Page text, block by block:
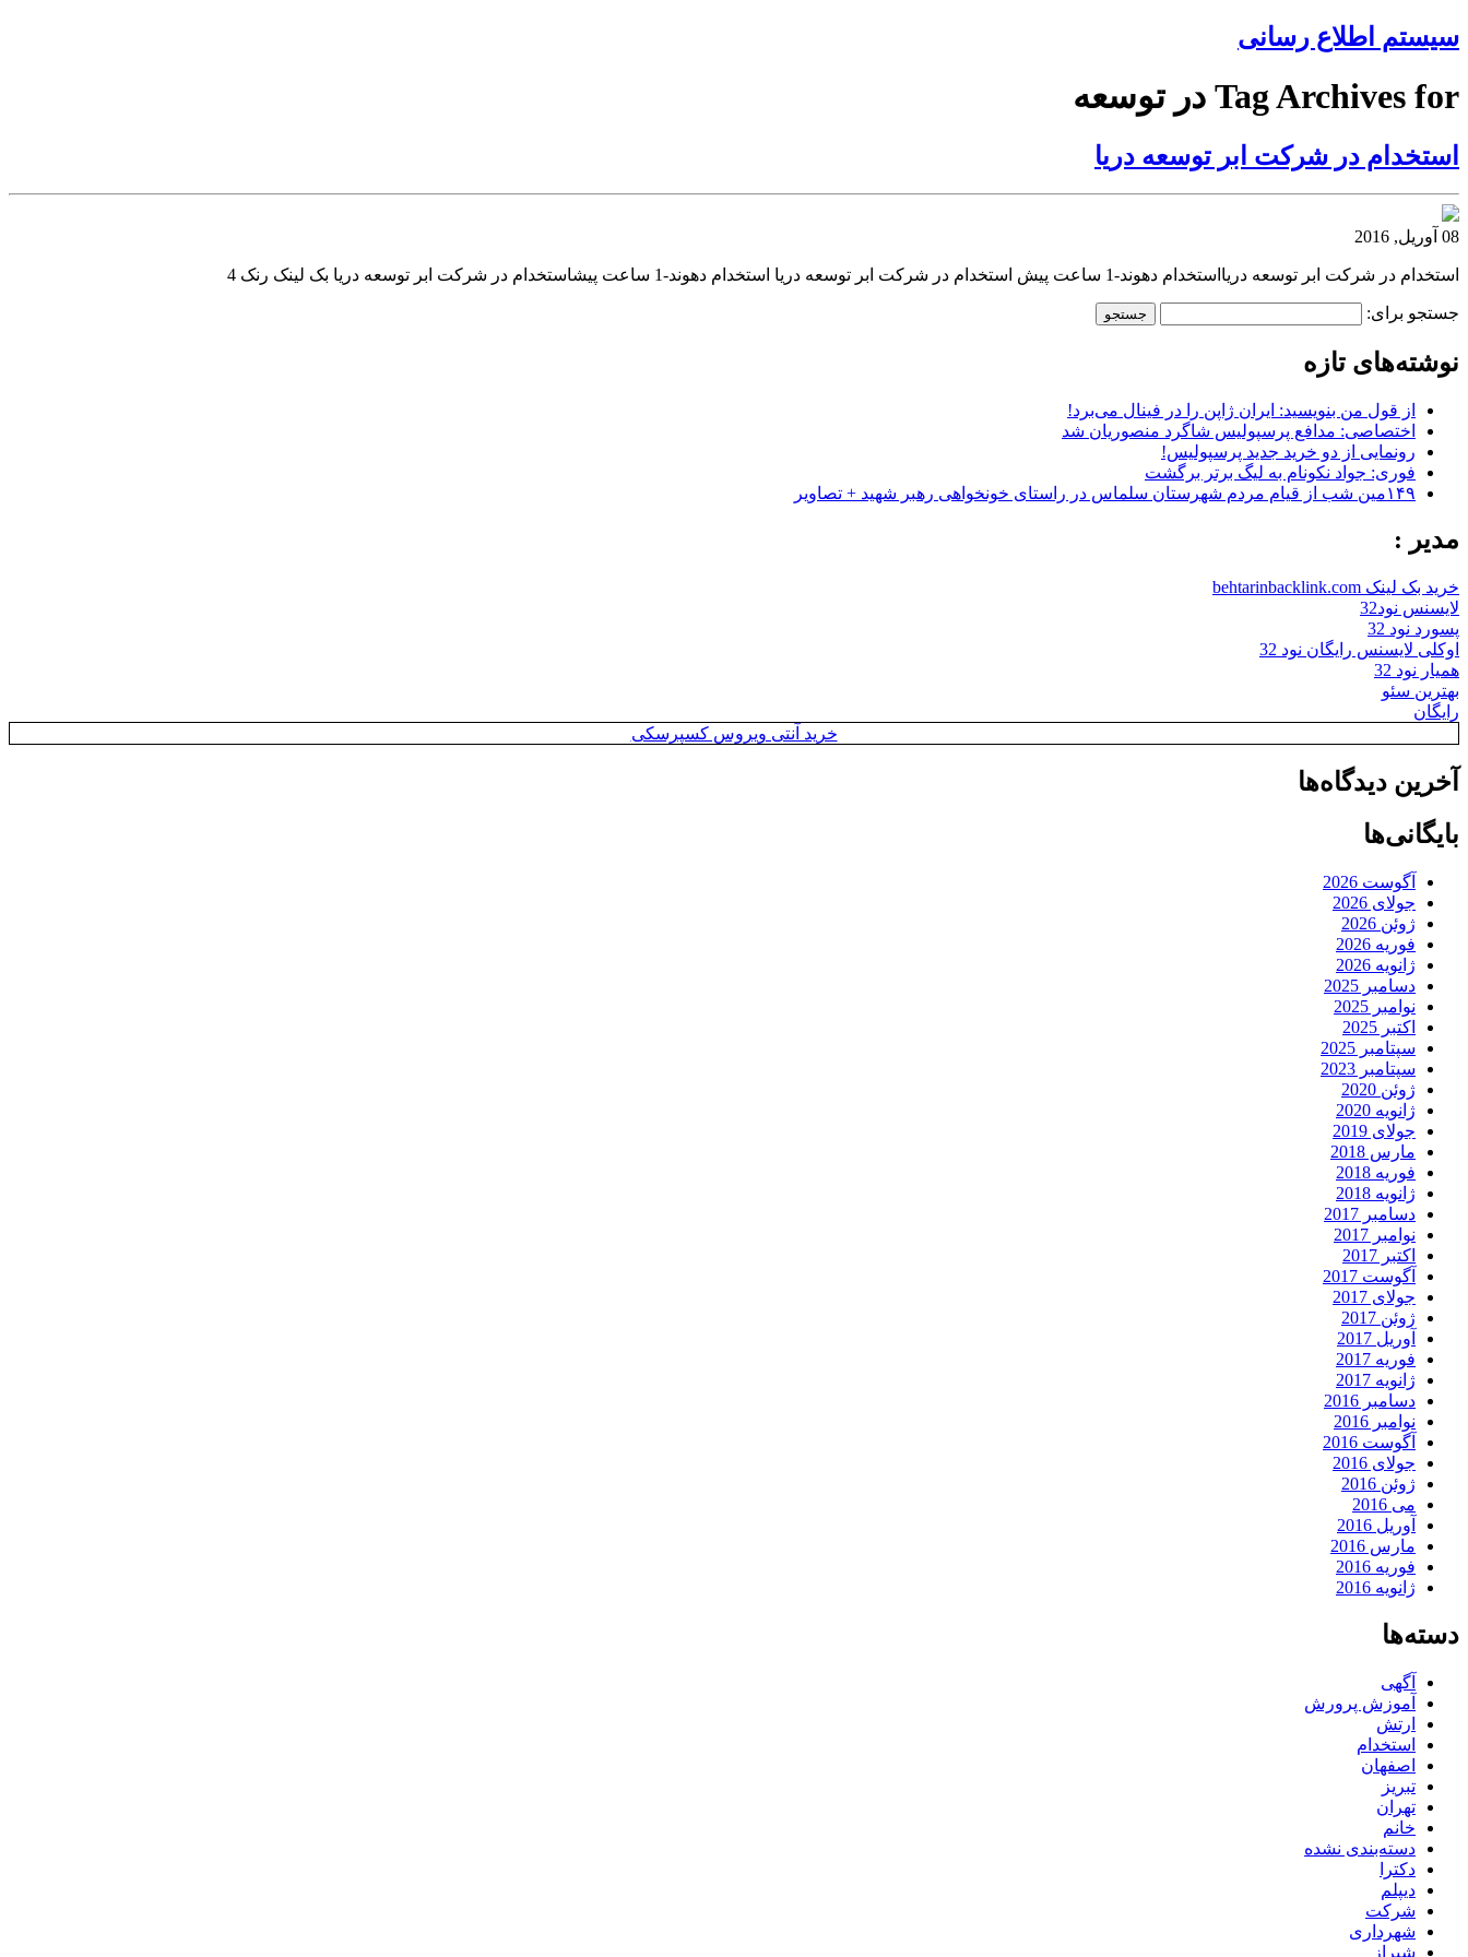
سیستم اطلاع رسانی
Tag Archives for در توسعه
استخدام در شرکت ابر توسعه دریا
08 آوریل, 2016
استخدام در شرکت ابر توسعه دریااستخدام دهوند-1 ساعت پیش استخدام در شرکت ابر توسعه دریا استخدام دهوند-1 ساعت پیشاستخدام در شرکت ابر توسعه دریا بک لینک رنک 4
جستجو برای:
نوشته‌های تازه
از قول من بنویسید: ایران ژاپن را در فینال می‌برد!
اختصاصی: مدافع پرسپولیس شاگرد منصوریان شد
رونمایی از دو خرید جدید پرسپولیس!
فوری: جواد نکونام به لیگ برتر برگشت
۱۴۹مین شب از قیام مردم شهرستان سلماس در راستای خونخواهی رهبر شهید + تصاویر
مدیر :
خرید بک لینک behtarinbacklink.com
لایسنس نود32
پسورد نود 32
اوکلی لایسنس رایگان نود 32
همیار نود 32
بهترین سئو
رایگان
خرید آنتی ویروس کسپرسکی
آخرین دیدگاه‌ها
بایگانی‌ها
آگوست 2026
جولای 2026
ژوئن 2026
فوریه 2026
ژانویه 2026
دسامبر 2025
نوامبر 2025
اکتبر 2025
سپتامبر 2025
سپتامبر 2023
ژوئن 2020
ژانویه 2020
جولای 2019
مارس 2018
فوریه 2018
ژانویه 2018
دسامبر 2017
نوامبر 2017
اکتبر 2017
آگوست 2017
جولای 2017
ژوئن 2017
آوریل 2017
فوریه 2017
ژانویه 2017
دسامبر 2016
نوامبر 2016
آگوست 2016
جولای 2016
ژوئن 2016
می 2016
آوریل 2016
مارس 2016
فوریه 2016
ژانویه 2016
دسته‌ها
آگهی
آموزش پرورش
ارتش
استخدام
اصفهان
تبریز
تهران
خانم
دسته‌بندی نشده
دکترا
دیپلم
شرکت
شهرداری
شیراز